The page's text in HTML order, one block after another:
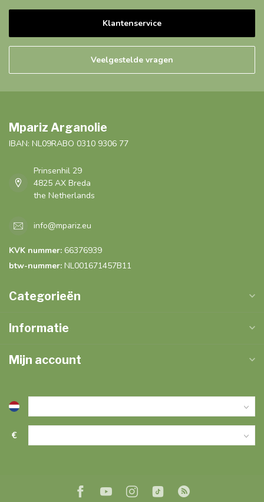
Klantenservice
Veelgestelde vragen
Mpariz Arganolie
IBAN: NL09RABO 0310 9306 77
Prinsenhil 29
4825 AX Breda
the Netherlands
info@mpariz.eu
KVK nummer: 66376939
btw-nummer: NL001671457B11
Categorieën
Informatie
Mijn account
€